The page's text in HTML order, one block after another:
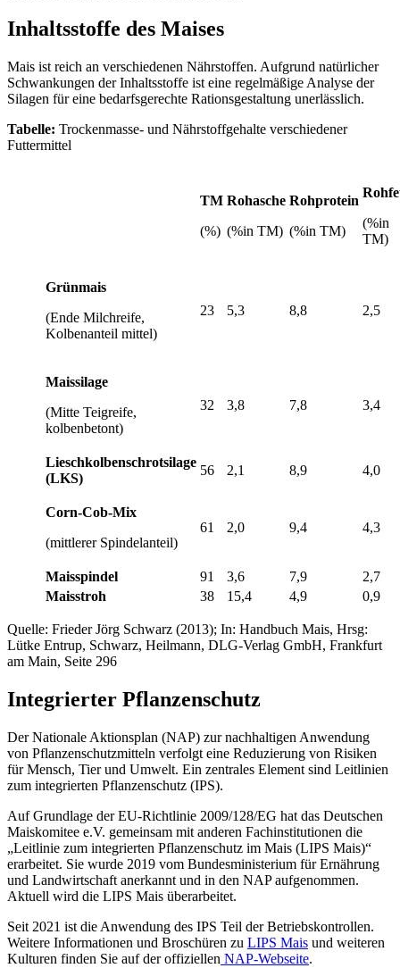
Inhaltsstoffe des Maises
Mais ist reich an verschiedenen Nährstoffen. Aufgrund natürlicher
Schwankungen der Inhaltsstoffe ist eine regelmäßige Analyse der
Silagen für eine bedarfsgerechte Rationsgestaltung unerlässlich.
Tabelle: Trockenmasse- und Nährstoffgehalte verschiedener
Futtermittel
TM
(%)
Rohasche
(%in TM)
Rohprotein
(%in TM)
(%in
TM)
Grünmais
(Ende Milchreife,
Kolbenanteil mittel)
23 5,3 8,8 2,5
Maissilage
(Mitte Teigreife,
kolbenbetont)
32 3,8 7,8 3,4
Lieschkolbenschrotsilage
(LKS)
56 2,1 8,9 4,0
Corn-Cob-Mix
(mittlerer Spindelanteil)
61 2,0 9,4 4,3
Maisspindel 91 3,6 7,9
2,7
Maisstroh
38 15,4 4,9 0,9
Quelle: Frieder Jörg Schwarz (2013); In: Handbuch Mais, Hrsg:
Lütke Entrup, Schwarz, Heilmann, DLG-Verlag GmbH, Frankfurt
am Main, Seite 296
Integrierter Pflanzenschutz
Der Nationale Aktionsplan (NAP) zur nachhaltigen Anwendung
von Pflanzenschutzmitteln verfolgt eine Reduzierung von Risiken
für Mensch, Tier und Umwelt. Ein zentrales Element sind Leitlinien
zum integrierten Pflanzenschutz (IPS).
Auf Grundlage der EU-Richtlinie 2009/128/EG hat das Deutschen
Maiskomitee e.V. gemeinsam mit anderen Fachinstitutionen die
„Leitlinie zum integrierten Pflanzenschutz im Mais (LIPS Mais)“
erarbeitet. Sie wurde 2019 vom Bundesministerium für Ernährung
und Landwirtschaft anerkannt und in den NAP aufgenommen.
Aktuell wird die LIPS Mais überarbeitet.
Seit 2021 ist die Anwendung des IPS Teil der Betriebskontrollen.
Weitere Informationen und Broschüren zu LIPS Mais und weiteren
Kulturen finden Sie auf der offiziellen NAP-Webseite.